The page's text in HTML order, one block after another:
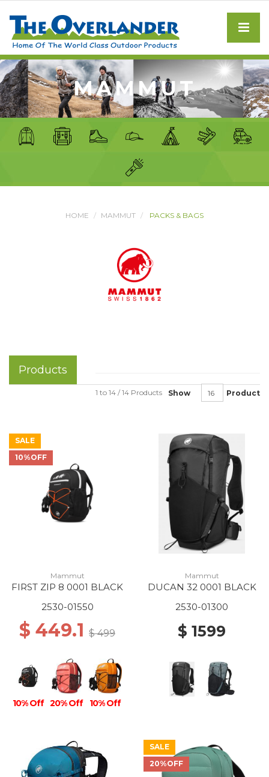
MAMMUT
HOME MAMMUT PACKS & BAGS
Products
Show Product
1 to 14 / 14 Products
SALE
10%OFF
Mammut
FIRST ZIP 8 0001 BLACK
2530-01550
$ 449.1 $ 499
10% Off 20% Off 10% Off
Mammut
DUCAN 32 0001 BLACK
2530-01300
$ 1599
SALE
20%OFF